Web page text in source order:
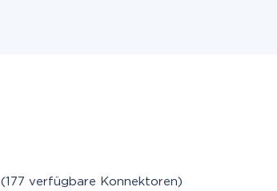
(177 verfügbare Konnektoren)